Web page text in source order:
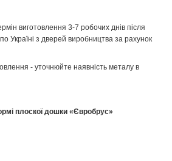
виготовлення 3-7 робочих днів після
Україні з дверей виробництва за рахунок
- уточнюйте наявність металу в
плоскої дошки «Євробрус»